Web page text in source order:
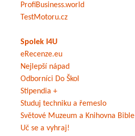
ProfiBusiness.world
TestMotoru.cz
Spolek I4U
eRecenze.eu
Nejlepší nápad
Odborníci Do Škol
Stipendia +
Studuj techniku a řemeslo
Světové Muzeum a Knihovna Bible
Uč se a vyhraj!